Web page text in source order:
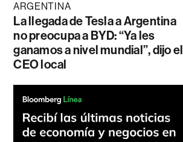
ARGENTINA
La llegada de Tesla a Argentina
no preocupa a BYD: “Ya les
ganamos a nivel mundial”, dijo el
CEO local